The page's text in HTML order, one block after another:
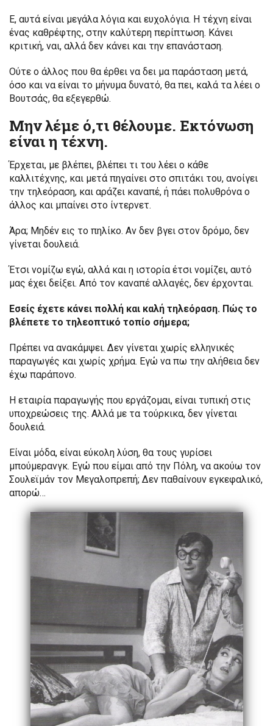
Ε, αυτά είναι μεγάλα λόγια και ευχολόγια. Η τέχνη είναι
ένας καθρέφτης, στην καλύτερη περίπτωση. Κάνει
κριτική, ναι, αλλά δεν κάνει και την επανάσταση.
Ούτε ο άλλος που θα έρθει να δει μα παράσταση μετά,
όσο και να είναι το μήνυμα δυνατό, θα πει, καλά τα λέει ο
Βουτσάς, θα εξεγερθώ.
Μην λέμε ό,τι θέλουμε. Εκτόνωση
είναι η τέχνη.
Έρχεται, με βλέπει, βλέπει τι του λέει ο κάθε
καλλιτέχνης, και μετά πηγαίνει στο σπιτάκι του, ανοίγει
την τηλεόραση, και αράζει καναπέ, ή πάει πολυθρόνα ο
άλλος και μπαίνει στο ίντερνετ.
Άρα; Μηδέν εις το πηλίκο. Αν δεν βγει στον δρόμο, δεν
γίνεται δουλειά.
Έτσι νομίζω εγώ, αλλά και η ιστορία έτσι νομίζει, αυτό
μας έχει δείξει. Από τον καναπέ αλλαγές, δεν έρχονται.
Εσείς έχετε κάνει πολλή και καλή τηλεόραση. Πώς το
βλέπετε το τηλεοπτικό τοπίο σήμερα;
Πρέπει να ανακάμψει. Δεν γίνεται χωρίς ελληνικές
παραγωγές και χωρίς χρήμα. Εγώ να πω την αλήθεια δεν
έχω παράπονο.
Η εταιρία παραγωγής που εργάζομαι, είναι τυπική στις
υποχρεώσεις της. Αλλά με τα τούρκικα, δεν γίνεται
δουλειά.
Είναι μόδα, είναι εύκολη λύση, θα τους γυρίσει
μπούμερανγκ. Εγώ που είμαι από την Πόλη, να ακούω τον
Σουλεϊμάν τον Μεγαλοπρεπή; Δεν παθαίνουν εγκεφαλικό,
απορώ…